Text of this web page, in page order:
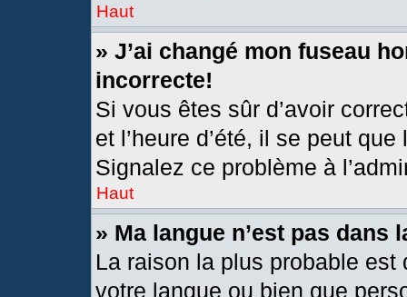
Haut
» J’ai changé mon fuseau
incorrecte!
Si vous êtes sûr d’avoir
et l’heure d’été, il se peut
Signalez ce problème à
Haut
» Ma langue n’est pas dans
La raison la plus probable est
votre langue ou bien que